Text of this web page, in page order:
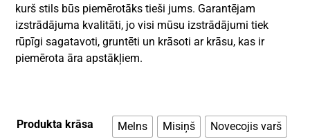
kurš stils būs piemērotāks tieši jums. Garantējam
izstrādājuma kvalitāti, jo visi mūsu izstrādājumi tiek
rūpīgi sagatavoti, gruntēti un krāsoti ar krāsu, kas ir
piemērota āra apstākļiem.
Produkta krāsa Melns Misiņš
Novecojis varš